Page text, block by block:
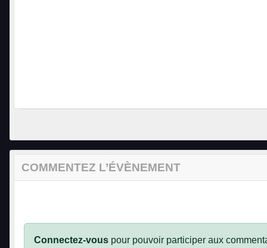
COMMENTEZ L’ÉVÈNEMENT
Connectez-vous pour pouvoir participer aux